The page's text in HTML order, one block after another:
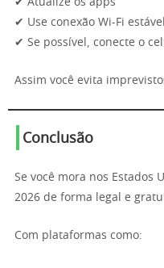
✔ Atualize os apps
✔ Use conexão Wi-Fi estável
✔ Se possível, conecte o
Assim você evita
Conclusão
Se você mora nos Estados
2026 de forma legal e
Com plataformas como: